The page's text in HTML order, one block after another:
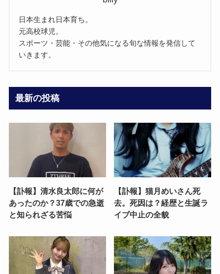
日本生まれ日本育ち。
元高校球児。
スポーツ・芸能・その他気になる旬な情報を発信して
いきます。
最新の投稿
【訃報】清水良太郎に何が
あったのか？37歳での急逝
と知られざる苦悩
【訃報】猫月めいさん死
去。死因は？経歴と生誕ラ
イブ中止の全貌